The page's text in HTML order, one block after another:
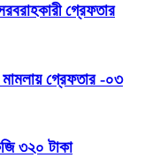
গ্রেফতার
গ্রেফতার -০৩
৩২০ টাকা